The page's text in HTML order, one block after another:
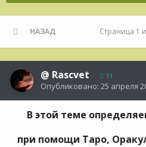
НАЗАД Страница 1
@ Rascvet 11
Опубликовано: 25 апреля
В этой теме
при помощи Таро,